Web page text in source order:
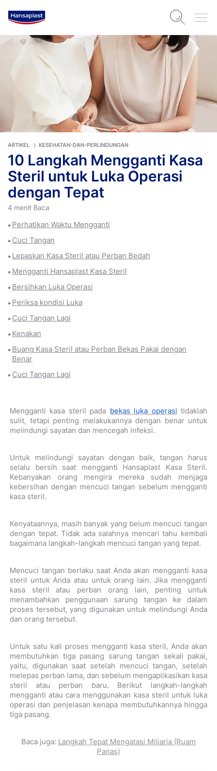
ARTIKEL KESEHATAN-DAN-PERLINDUNGAN
10 Langkah Mengganti Kasa
Steril untuk Luka Operasi
dengan Tepat
4 menit Baca
Perhatikan Waktu Mengganti
Cuci Tangan
Lepaskan Kasa Steril atau Perban Bedah
Mengganti Hansaplast Kasa Steril
Bersihkan Luka Operasi
Periksa kondisi Luka
Cuci Tangan Lagi
Kenakan
Buang Kasa Steril atau Perban Bekas Pakai dengan
Benar
Cuci Tangan Lagi
Mengganti kasa steril pada bekas luka operasi tidaklah
sulit, tetapi penting melakukannya dengan benar untuk
melindungi sayatan dan mencegah infeksi.
Untuk melindungi sayatan dengan baik, tangan harus
selalu bersih saat mengganti Hansaplast Kasa Steril.
Kebanyakan orang mengira mereka sudah menjaga
kebersihan dengan mencuci tangan sebelum mengganti
kasa steril.
Kenyataannya, masih banyak yang belum mencuci tangan
dengan tepat. Tidak ada salahnya mencari tahu kembali
bagaimana langkah-langkah mencuci tangan yang tepat.
Mencuci tangan berlaku saat Anda akan mengganti kasa
steril untuk Anda atau untuk orang lain. Jika mengganti
kasa steril atau perban orang lain, penting untuk
menambahkan penggunaan sarung tangan ke dalam
proses tersebut, yang digunakan untuk melindungi Anda
dan orang tersebut.
Untuk satu kali proses mengganti kasa steril, Anda akan
membutuhkan tiga pasang sarung tangan sekali pakai,
yaitu, digunakan saat setelah mencuci tangan, setelah
melepas perban lama, dan sebelum mengaplikasikan kasa
steril atau perban baru. Berikut langkah-langkah
mengganti atau cara menggunakan kasa steril untuk luka
operasi dan penjelasan kenapa membutuhkannya hingga
tiga pasang.
Baca juga: Langkah Tepat Mengatasi Miliaria (Ruam
Panas)